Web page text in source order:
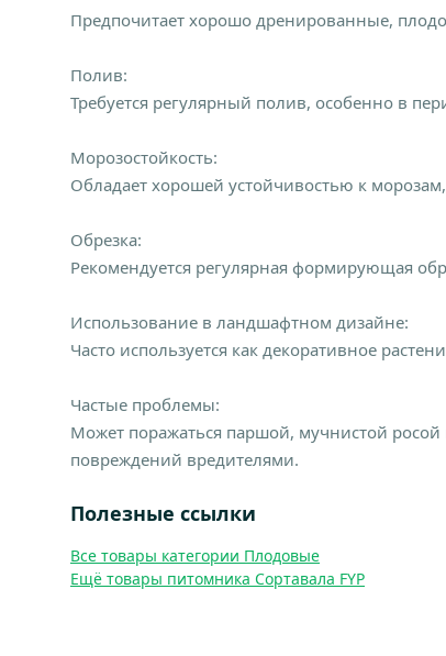
Предпочитает хорошо дренированные,
Полив:
Требуется регулярный полив, особенно в
Морозостойкость:
Обладает хорошей устойчивостью к
Обрезка:
Рекомендуется регулярная формирующая
Использование в ландшафтном дизайне:
Часто используется как декоративное
Частые проблемы:
Может поражаться паршой, мучнистой росой
повреждений вредителями.
Полезные ссылки
Все товары категории Плодовые
Ещё товары питомника Сортавала FYP